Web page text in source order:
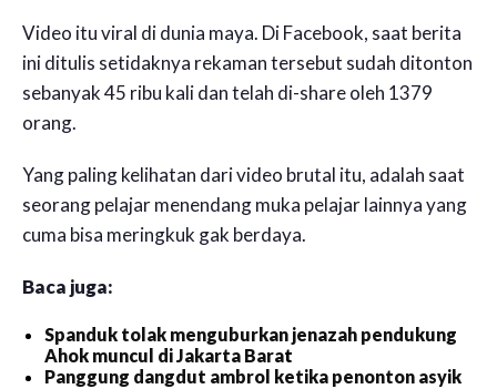
Video itu viral di dunia maya. Di Facebook, saat berita
ini ditulis setidaknya rekaman tersebut sudah ditonton
sebanyak 45 ribu kali dan telah di-share oleh 1379
orang.
Yang paling kelihatan dari video brutal itu, adalah saat
seorang pelajar menendang muka pelajar lainnya yang
cuma bisa meringkuk gak berdaya.
Baca juga:
Spanduk tolak menguburkan jenazah pendukung
Ahok muncul di Jakarta Barat
Panggung dangdut ambrol ketika penonton asyik